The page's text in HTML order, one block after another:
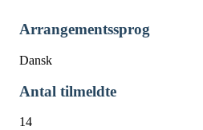
Arrangementssprog
Dansk
Antal tilmeldte
14